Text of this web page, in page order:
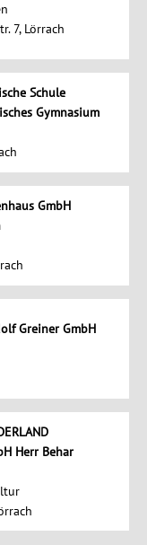
7, Lörrach
Schule
Gymnasium
GmbH
Greiner GmbH
Herr Behar